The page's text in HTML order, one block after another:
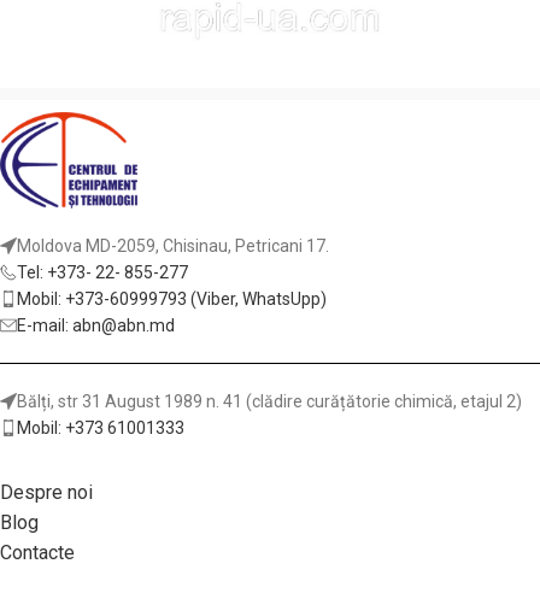
Moldova MD-2059, Chisinau, Petricani 17.
Tel: +373- 22- 855-277
Mobil: +373-60999793 (Viber, WhatsUpp)
E-mail: abn@abn.md
Bălți, str 31 August 1989 n. 41 (clădire curățătorie chimică, etajul 2)
Mobil: +373 61001333
Despre noi
Blog
Contacte